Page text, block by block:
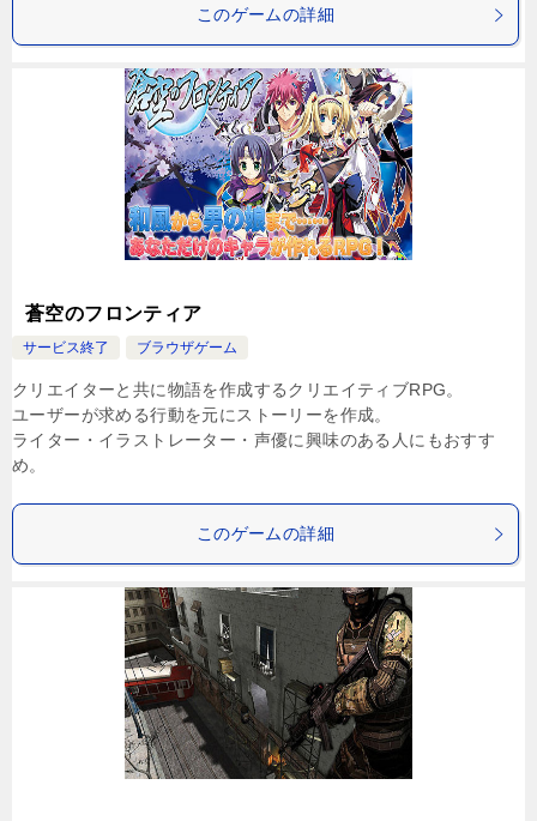
このゲームの詳細
蒼空のフロンティア
サービス終了 ブラウザゲーム
クリエイターと共に物語を作成するクリエイティブRPG。
ユーザーが求める行動を元にストーリーを作成。
ライター・イラストレーター・声優に興味のある人にもおすす
め。
このゲームの詳細